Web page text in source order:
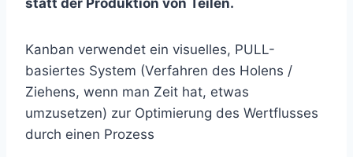
Kanban verwendet ein visuelles, PULL-
basiertes System (Verfahren des Holens /
Ziehens, wenn man Zeit hat, etwas
umzusetzen) zur Optimierung des Wertflusses
durch einen Prozess